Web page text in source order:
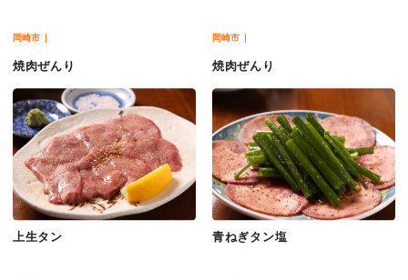
岡崎市
焼肉ぜんり
上生タン
岡崎市
焼肉ぜんり
青ねぎタン塩